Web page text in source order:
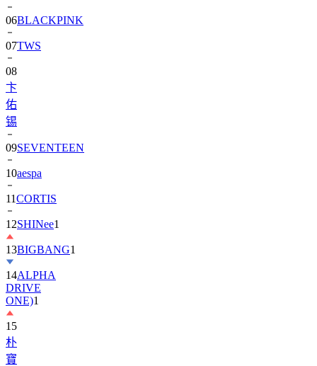
06BLACKPINK
07TWS
08
卞
佑
锡
09SEVENTEEN
10aespa
11CORTIS
12SHINee1
13BIGBANG1
14ALPHA
DRIVE
ONE)1
15
朴
寶